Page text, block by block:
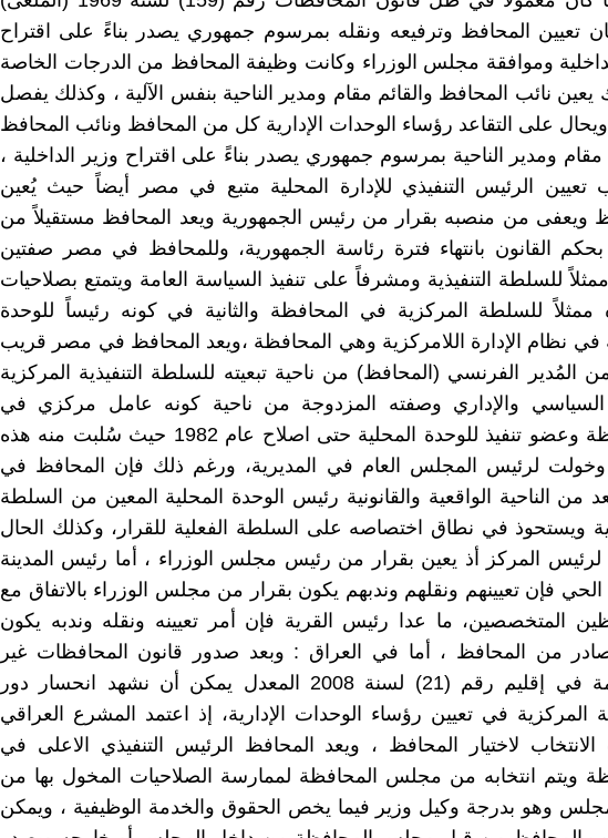
تعيين المحافظ وترفيعه ونقله بمرسوم جمهوري يصدر بناءً على اقتراح
وموافقة مجلس الوزراء وكانت وظيفة المحافظ من الدرجات الخاصة
يعين نائب المحافظ والقائم مقام ومدير الناحية بنفس الآلية ، وكذلك يفصل
على التقاعد رؤساء الوحدات الإدارية كل من المحافظ ونائب المحافظ
مقام ومدير الناحية بمرسوم جمهوري يصدر بناءً على اقتراح وزير الداخلية ،
تعيين الرئيس التنفيذي للإدارة المحلية متبع في مصر أيضاً حيث يُعين
ويعفى من منصبه بقرار من رئيس الجمهورية ويعد المحافظ مستقيلاً من
القانون بانتهاء فترة رئاسة الجمهورية، وللمحافظ في مصر صفتين
ممثلاً للسلطة التنفيذية ومشرفاً على تنفيذ السياسة العامة ويتمتع بصلاحيات
ممثلاً للسلطة المركزية في المحافظة والثانية في كونه رئيساً للوحدة
في نظام الإدارة اللامركزية وهي المحافظة ،ويعد المحافظ في مصر قريب
المُدير الفرنسي (المحافظ) من ناحية تبعيته للسلطة التنفيذية المركزية
السياسي والإداري وصفته المزدوجة من ناحية كونه عامل مركزي في
المحافظة وعضو تنفيذ للوحدة المحلية حتى اصلاح عام 1982 حيث سُلبت منه هذه
وخولت لرئيس المجلس العام في المديرية، ورغم ذلك فإن المحافظ في
من الناحية الواقعية والقانونية رئيس الوحدة المحلية المعين من السلطة
ويستحوذ في نطاق اختصاصه على السلطة الفعلية للقرار، وكذلك الحال
لرئيس المركز أذ يعين بقرار من رئيس مجلس الوزراء ، أما رئيس المدينة
فإن تعيينهم ونقلهم وندبهم يكون بقرار من مجلس الوزراء بالاتفاق مع
المتخصصين، ما عدا رئيس القرية فإن أمر تعيينه ونقله وندبه يكون
من المحافظ ، أما في العراق : وبعد صدور قانون المحافظات غير
المنتظمة في إقليم رقم (21) لسنة 2008 المعدل يمكن أن نشهد انحسار دور
المركزية في تعيين رؤساء الوحدات الإدارية، إذ اعتمد المشرع العراقي
الانتخاب لاختيار المحافظ ، ويعد المحافظ الرئيس التنفيذي الاعلى في
ويتم انتخابه من مجلس المحافظة لممارسة الصلاحيات المخول بها من
وهو بدرجة وكيل وزير فيما يخص الحقوق والخدمة الوظيفية ، ويمكن